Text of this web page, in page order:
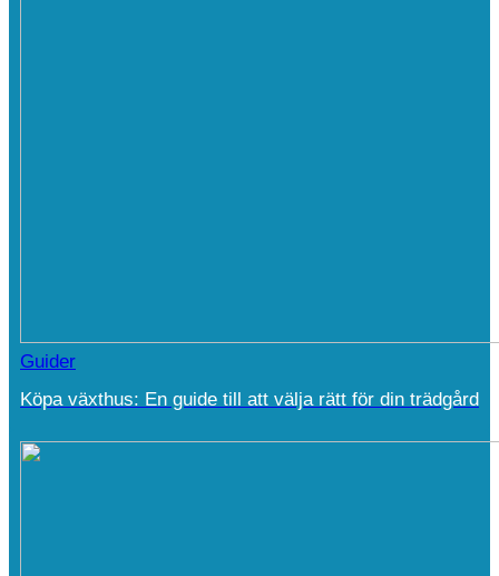
Guider
Köpa växthus: En guide till att välja rätt för din trädgård